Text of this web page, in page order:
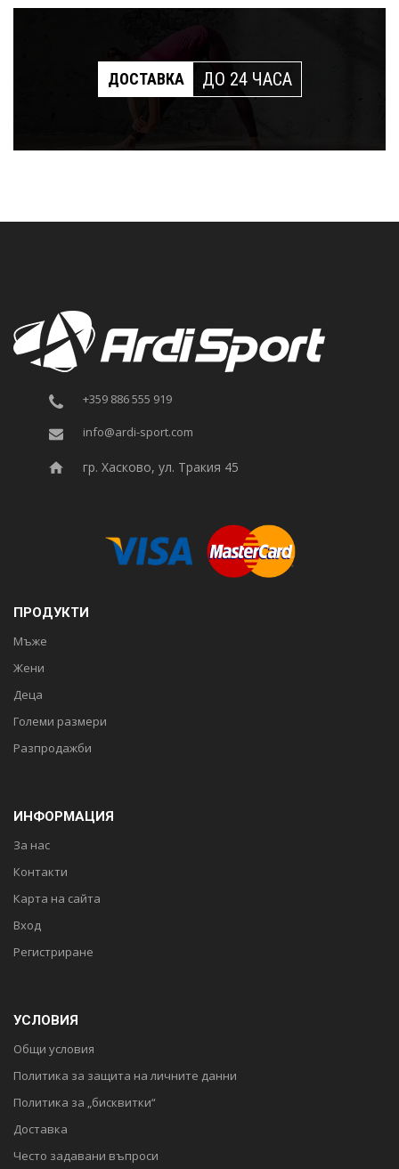
ДОСТАВКА ДО 24 ЧАСА
+359 886 555 919
info@ardi-sport.com
гр. Хасково, ул. Тракия 45
ПРОДУКТИ
Мъже
Жени
Деца
Големи размери
Разпродажби
ИНФОРМАЦИЯ
За нас
Контакти
Карта на сайта
Вход
Регистриране
УСЛОВИЯ
Общи условия
Политика за защита на личните данни
Политика за „бисквитки“
Доставка
Често задавани въпроси